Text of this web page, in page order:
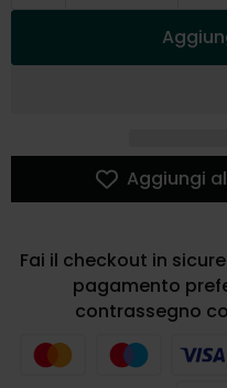
Aggiungi
Fai il checkout in
pagamento
contrassegno